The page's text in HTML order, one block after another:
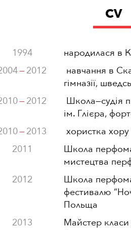
CV
1994
народилася в
—2012
навчання в
гімназії,
—2012 Школа—судія
ім. Глієра,
—2013
хористка хору
2011
Школа
мистецтва
2012
Школа
фестивалю
Польща
2013
Майстер